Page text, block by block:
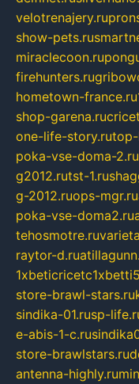
velotrenajery.ru
show-pets.ru
miraclecoon.ru
firehunters.ru
hometown-france.ru
shop-garena.ru
one-life-story.rutop-
poka-vse-doma-2.ru
g2012.rutst-1.ru
g-2012.ruops-mgr.ru
poka-vse-doma2.ru
tehosmotre.ru
raytor-d.ru
store-brawl-stars.ru
sindika-01.rusp-
e-abis-1-c.ru
store-brawlstars.ru
antenna-highly.ru